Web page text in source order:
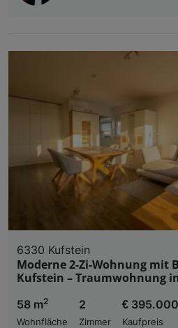
6330 Kufstein
Moderne 2-Zi-Wohnung mit
Kufstein – Traumwohnung
58 m2
Wohnfläche
2
Zimmer
€
Kaufpreis